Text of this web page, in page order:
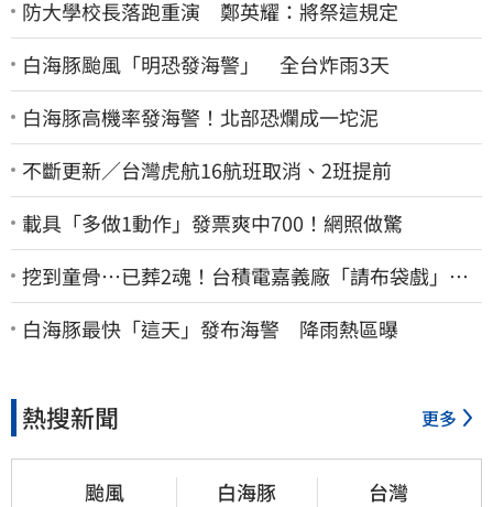
防大學校長落跑重演 鄭英耀：將祭這規定
白海豚颱風「明恐發海警」 全台炸雨3天
白海豚高機率發海警！北部恐爛成一坨泥
不斷更新／台灣虎航16航班取消、2班提前
載具「多做1動作」發票爽中700！網照做驚
挖到童骨…已葬2魂！台積電嘉義廠「請布袋戲」原
因曝
白海豚最快「這天」發布海警 降雨熱區曝
熱搜新聞 更多
颱風 白海豚 台灣